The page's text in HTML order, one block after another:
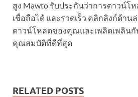
สูง Mawto รับประกันว่าการดาวน์โ
เชื่อถือได้ และรวดเร็ว คลิกลิงก์ด้านล่
ดาวน์โหลดของคุณและเพลิดเพลิน
คุณสมบัติที่ดีที่สุด
RELATED POSTS